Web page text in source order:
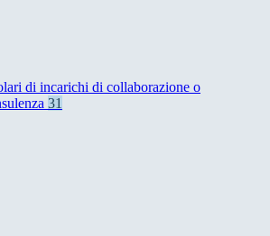
di incarichi di collaborazione o
31